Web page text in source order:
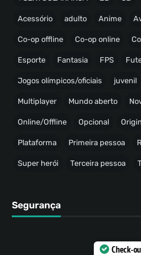
Acessório adulto Anime
Co-op offline Co-op online
Esporte Fantasia FPS
Jogos olímpicos/oficiais juvenil
Multiplayer Mundo aberto
Online/Offline Opcional
Plataforma Primeira pessoa
Super herói Terceira pessoa
Segurança
Check-